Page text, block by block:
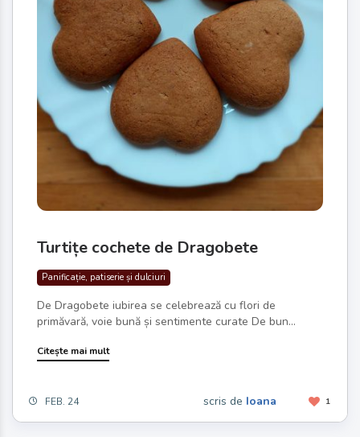
Turtițe cochete de Dragobete
Panificație, patiserie și dulciuri
De Dragobete iubirea se celebrează cu flori de
primăvară, voie bună și sentimente curate De bun...
Citește mai mult
FEB. 24 1
scris de Ioana